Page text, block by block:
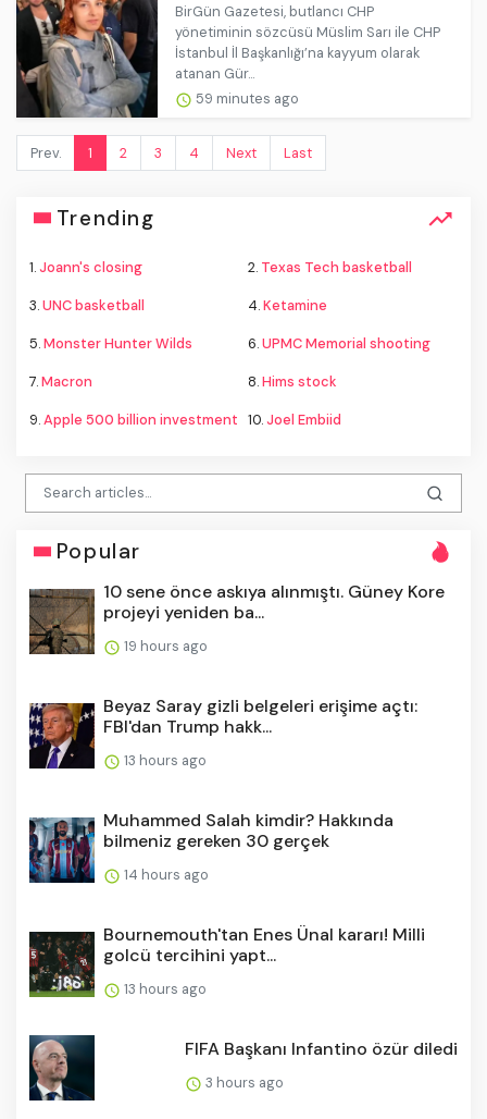
BirGün Gazetesi, butlancı CHP
yönetiminin sözcüsü Müslim Sarı ile CHP
İstanbul İl Başkanlığı’na kayyum olarak
atanan Gür...
59 minutes ago
Prev. 1 2 3 4 Next Last
Trending
1.Joann's closing 2. Texas Tech basketball
3.UNC basketball 4.Ketamine
5.Monster Hunter Wilds 6.UPMC Memorial shooting
7.Macron 8.Hims stock
9.Apple 500 billion investment 10.Joel Embiid
Popular
10 sene önce askıya alınmıştı. Güney Kore
projeyi yeniden ba...
19 hours ago
Beyaz Saray gizli belgeleri erişime açtı:
FBI'dan Trump hakk...
13 hours ago
Muhammed Salah kimdir? Hakkında
bilmeniz gereken 30 gerçek
14 hours ago
Bournemouth'tan Enes Ünal kararı! Milli
golcü tercihini yapt...
13 hours ago
FIFA Başkanı Infantino özür diledi
3 hours ago